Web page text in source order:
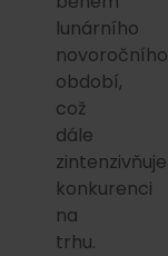
lunárního
novoročního
období,
což
dále
zintenzivňuje
konkurenci
na
trhu.